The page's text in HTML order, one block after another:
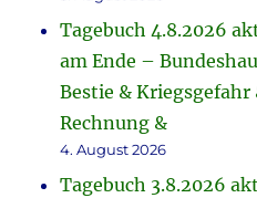
Tagebuch 4.8.2026
am Ende –
Bestie & Kriegsgefahr
Rechnung &
4. August 2026
Tagebuch 3.8.2026